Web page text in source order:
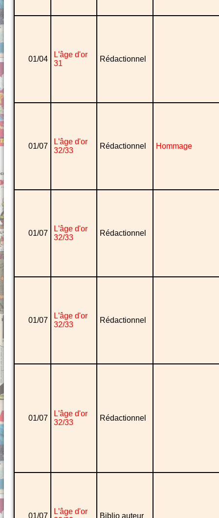
01/04
L'âge d'or
31
Rédactionnel
01/07
L'âge d'or
32/33
Rédactionnel Hommage
01/07
L'âge d'or
32/33
Rédactionnel
01/07
L'âge d'or
32/33
Rédactionnel
01/07
L'âge d'or
32/33
Rédactionnel
01/07
L'âge d'or
Biblio auteur